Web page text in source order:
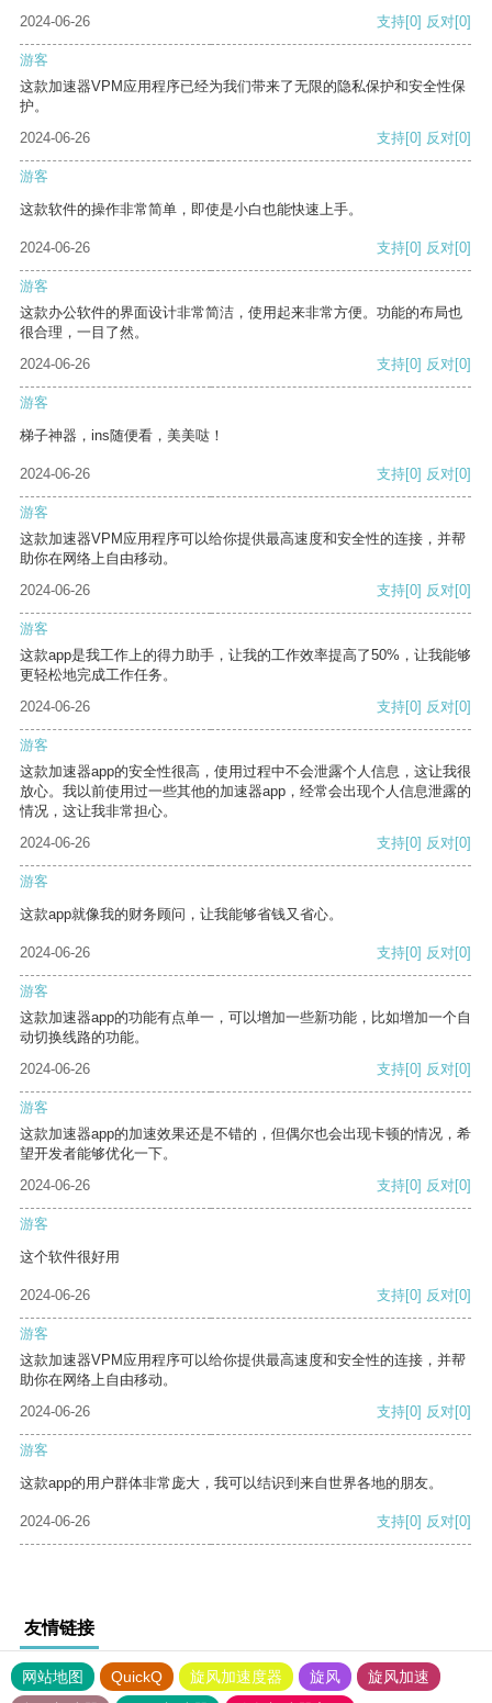
2024-06-26
支持[0] 反对[0]
游客
这款加速器VPM应用程序已经为我们带来了无限的隐私保护和安全性保
护。
2024-06-26
支持[0] 反对[0]
游客
这款软件的操作非常简单，即使是小白也能快速上手。
2024-06-26 支持[0] 反对[0]
游客
这款办公软件的界面设计非常简洁，使用起来非常方便。功能的布局也
很合理，一目了然。
2024-06-26
支持[0] 反对[0]
游客
梯子神器，ins随便看，美美哒！
2024-06-26 支持[0] 反对[0]
游客
这款加速器VPM应用程序可以给你提供最高速度和安全性的连接，并帮
助你在网络上自由移动。
2024-06-26
支持[0] 反对[0]
游客
这款app是我工作上的得力助手，让我的工作效率提高了50%，让我能够
更轻松地完成工作任务。
2024-06-26
支持[0] 反对[0]
游客
这款加速器app的安全性很高，使用过程中不会泄露个人信息，这让我很
放心。我以前使用过一些其他的加速器app，经常会出现个人信息泄露的
情况，这让我非常担心。
2024-06-26
支持[0] 反对[0]
游客
这款app就像我的财务顾问，让我能够省钱又省心。
2024-06-26 支持[0] 反对[0]
游客
这款加速器app的功能有点单一，可以增加一些新功能，比如增加一个自
动切换线路的功能。
2024-06-26
支持[0] 反对[0]
游客
这款加速器app的加速效果还是不错的，但偶尔也会出现卡顿的情况，希
望开发者能够优化一下。
2024-06-26
支持[0] 反对[0]
游客
这个软件很好用
2024-06-26 支持[0] 反对[0]
游客
这款加速器VPM应用程序可以给你提供最高速度和安全性的连接，并帮
助你在网络上自由移动。
2024-06-26
支持[0] 反对[0]
游客
这款app的用户群体非常庞大，我可以结识到来自世界各地的朋友。
2024-06-26 支持[0] 反对[0]
友情链接
网站地图 QuickQ 旋风加速度器 旋风
旋风加速